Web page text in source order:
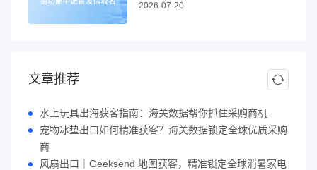
2026-07-20
文章推荐
水上玩具出海获客指南：海关数据帮你抓住采购商机
宠物冰垫出口如何精准获客？海关数据锁定全球优质采购
商
风扇出口｜Geeksend 地图获客，精准锁定全球消暑家电